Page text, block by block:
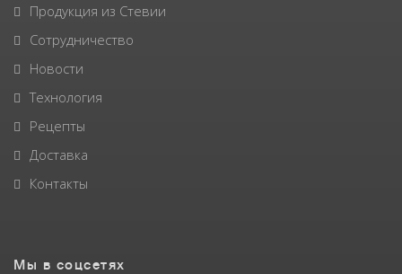
Продукция из Стевии
Сотрудничество
Новости
Технология
Рецепты
Доставка
Контакты
Мы в соцсетях